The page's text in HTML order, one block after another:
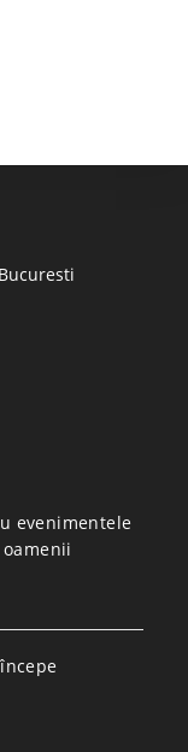
evenimentele